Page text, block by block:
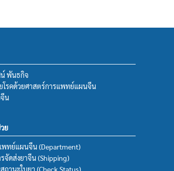
พันธกิจ
โรคด้วยศาสตร์การแพทย์แผนจีน
น
ย
พทย์แผนจีน (Department)
จัดส่งยาจีน (Shipping)
ถานะใบยา (Check Status)